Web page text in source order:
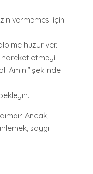
vermemesi için
huzur ver.
hareket etmeyi
Amin.” şeklinde
Ancak,
saygı